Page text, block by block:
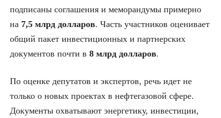
подписаны соглашения и меморандумы примерно
на 7,5 млрд долларов. Часть участников оценивает
общий пакет инвестиционных и партнерских
документов почти в 8 млрд долларов.
По оценке депутатов и экспертов, речь идет не
только о новых проектах в нефтегазовой сфере.
Документы охватывают энергетику, инвестиции,